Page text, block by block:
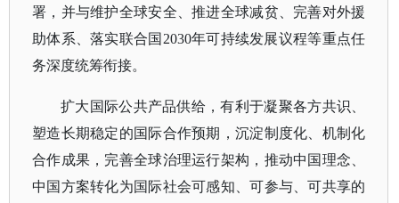
署，并与维护全球安全、推进全球减贫、完善对外援
助体系、落实联合国2030年可持续发展议程等重点任
务深度统筹衔接。
扩大国际公共产品供给，有利于凝聚各方共识、
塑造长期稳定的国际合作预期，沉淀制度化、机制化
合作成果，完善全球治理运行架构，推动中国理念、
中国方案转化为国际社会可感知、可参与、可共享的